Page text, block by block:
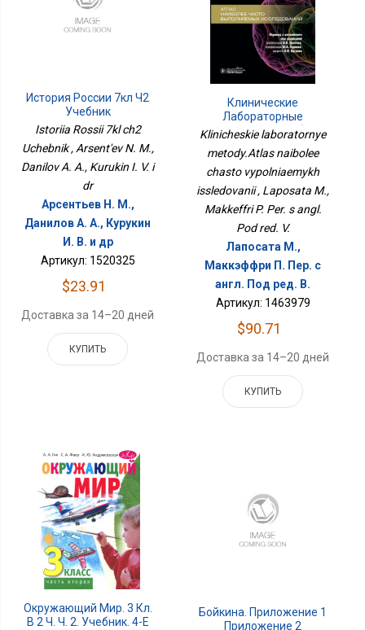
История России 7кл Ч2
Учебник
Istoriia Rossii 7kl ch2
Uchebnik , Arsent'ev N. M.,
Danilov A. A., Kurukin I. V. i
dr
Арсентьев Н. М.,
Данилов А. А., Курукин
И. В. и др
Артикул: 1520325
$23.91
Доставка за 14–20 дней
КУПИТЬ
Клинические
Лабораторные
Методы.Атлас Наиболее
Часто Выполняемых
Исследований
Klinicheskie laboratornye
metody.Atlas naibolee
chasto vypolniaemykh
issledovanii , Laposata M.,
Makkeffri P. Per. s angl.
Pod red. V.
Лапосата М.,
Маккэффри П. Пер. с
англ. Под ред. В.
Артикул: 1463979
$90.71
Доставка за 14–20 дней
КУПИТЬ
Окружающий Мир. 3 Кл.
В 2 Ч. Ч. 2. Учебник. 4-Е
Бойкина. Приложение 1
Приложение 2